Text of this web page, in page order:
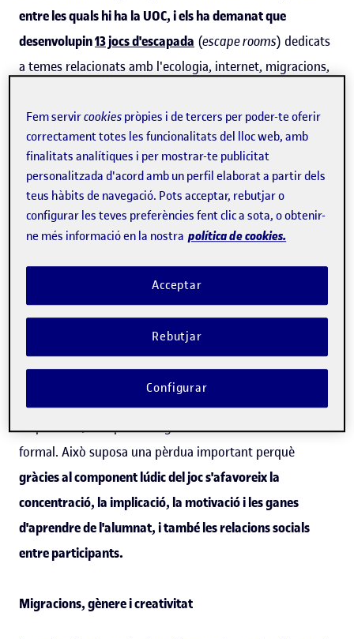
entre les quals hi ha la UOC, i els ha demanat que
desenvolupin13 jocs d'escapada (escape rooms) dedicats
a temes relacionats amb l'ecologia, internet, migracions,
Avantatges educatius dels jocs d'escapada
El joc és una màquina d'aprendre i, en aquest cas,
posem aquesta màquina al servei d'uns valors.
Aquests
escape roomsproposen un seguit de reptes i per superar-
competències», asseguraDaniel Aranda
grupGAMEdelsEstudis de Ciències de la Informació i de
la Comunicació de la UOC.
Els jocs estan molt presents en el segon cicle d'educació
de primària, desapareixen gairebé del tot de l'educació
formal. Això suposa una pèrdua important perquè
gràcies al component lúdic del joc s'afavoreix la
concentració, la implicació, la motivació i les ganes
d'aprendre de l'alumnat, i també les relacions socials
entre participants.
Migracions, gènere i creativitat
Fem servircookies pròpies i de tercers per poder-te oferir
correctament totes les funcionalitats del lloc web, amb
finalitats analítiques i per mostrar-te publicitat
personalitzada d'acord amb un perfil elaborat a partir dels
teus hàbits de navegació. Pots acceptar, rebutjar o
configurar les teves preferències fent clic a sota, o obtenir-
ne més informació en la nostra política de cookies.
Rebutjar
Acceptar
Configurar